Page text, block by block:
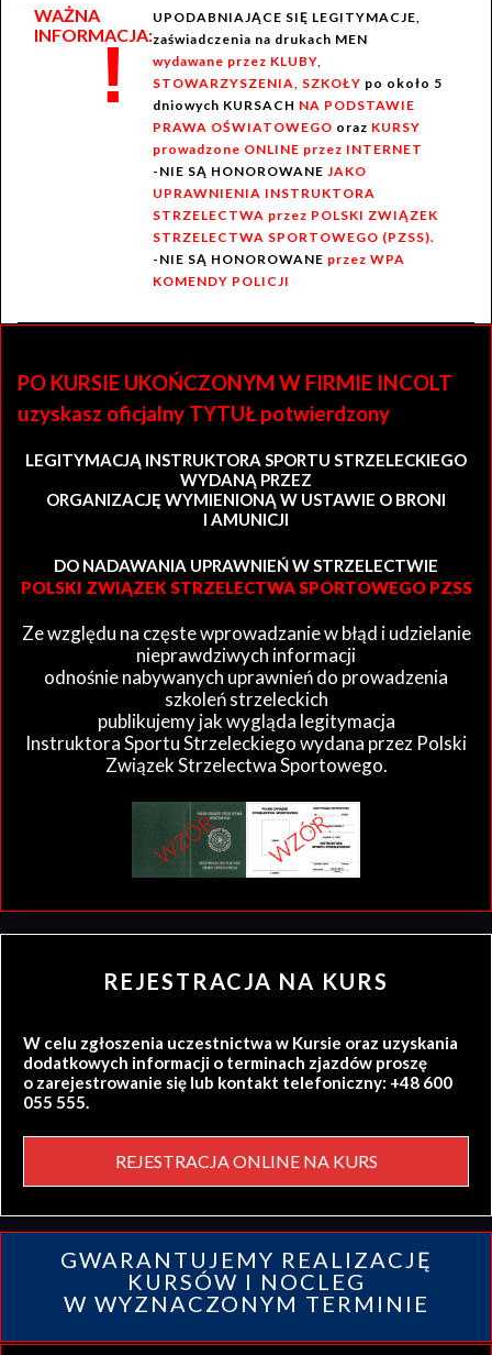
WAŻNA
INFORMACJA:
!
UPODABNIAJĄCE SIĘ LEGITYMACJE,
zaświadczenia na drukach MEN
wydawane przez KLUBY,
STOWARZYSZENIA, SZKOŁY po około 5
dniowych KURSACH NA PODSTAWIE
PRAWA OŚWIATOWEGO oraz KURSY
prowadzone ONLINE przez INTERNET
-NIE SĄ HONOROWANE JAKO
UPRAWNIENIA INSTRUKTORA
STRZELECTWA przez POLSKI ZWIĄZEK
STRZELECTWA SPORTOWEGO (PZSS).
-NIE SĄ HONOROWANE przez WPA
KOMENDY POLICJI
PO KURSIE UKOŃCZONYM W FIRMIE INCOLT
uzyskasz oficjalny TYTUŁ potwierdzony
LEGITYMACJĄ INSTRUKTORA SPORTU STRZELECKIEGO
WYDANĄ PRZEZ
ORGANIZACJĘ WYMIENIONĄ W USTAWIE O BRONI
I AMUNICJI
DO NADAWANIA UPRAWNIEŃ W STRZELECTWIE
POLSKI ZWIĄZEK STRZELECTWA SPORTOWEGO PZSS
Ze względu na częste wprowadzanie w błąd i udzielanie
nieprawdziwych informacji
odnośnie nabywanych uprawnień do prowadzenia
szkoleń strzeleckich
publikujemy jak wygląda legitymacja
Instruktora Sportu Strzeleckiego wydana przez Polski
Związek Strzelectwa Sportowego.
REJESTRACJA NA KURS
W celu zgłoszenia uczestnictwa w Kursie oraz uzyskania
dodatkowych informacji o terminach zjazdów proszę
o zarejestrowanie się lub kontakt telefoniczny: +48 600
055 555.
REJESTRACJA ONLINE NA KURS
GWARANTUJEMY REALIZACJĘ
KURSÓW I NOCLEG
W WYZNACZONYM TERMINIE